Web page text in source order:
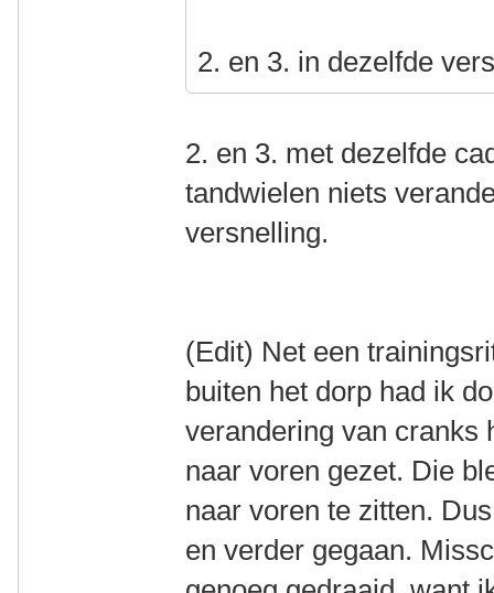
2. en 3. in dezelfde
2. en 3. met dezelfde
tandwielen niets
versnelling.
(Edit) Net een
buiten het dorp had ik
verandering van cranks
naar voren gezet. Die
naar voren te zitten.
en verder gegaan.